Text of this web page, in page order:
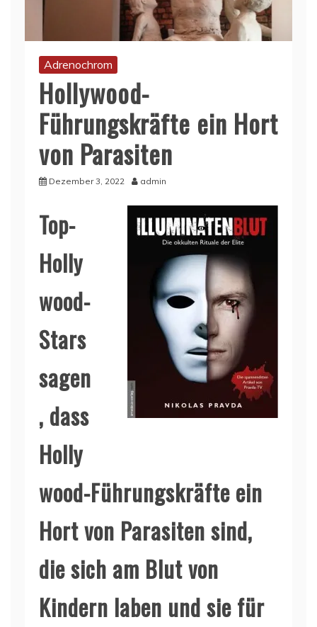
Adrenochrom
Hollywood-
Führungskräfte ein Hort
von Parasiten
Dezember 3, 2022 admin
Top-
Holly
wood-
Stars
sagen
, dass
Holly
wood-Führungskräfte ein
Hort von Parasiten sind,
die sich am Blut von
Kindern laben und sie für